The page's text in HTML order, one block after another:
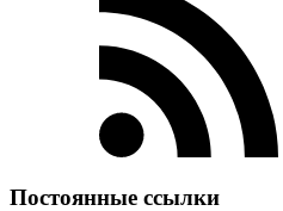
Постоянные ссылки